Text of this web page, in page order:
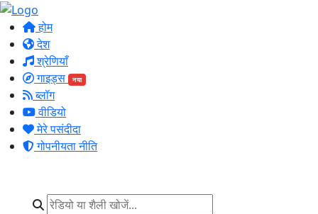
होम
देश
श्रेणियाँ
गाइड्स
नया
ब्लॉग
वीडियो
मेरे पसंदीदा
गोपनीयता नीति